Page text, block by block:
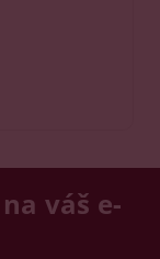
váš e-